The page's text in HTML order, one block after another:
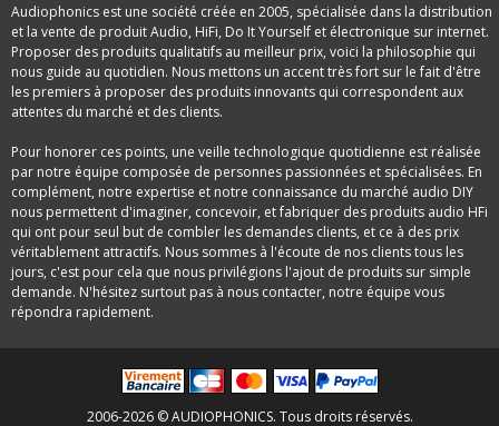
Audiophonics est une société créée en 2005, spécialisée dans la distribution
et la vente de produit Audio, HiFi, Do It Yourself et électronique sur internet.
Proposer des produits qualitatifs au meilleur prix, voici la philosophie qui
nous guide au quotidien. Nous mettons un accent très fort sur le fait d'être
les premiers à proposer des produits innovants qui correspondent aux
attentes du marché et des clients.
Pour honorer ces points, une veille technologique quotidienne est réalisée
par notre équipe composée de personnes passionnées et spécialisées. En
complément, notre expertise et notre connaissance du marché audio DIY
nous permettent d'imaginer, concevoir, et fabriquer des produits audio HFi
qui ont pour seul but de combler les demandes clients, et ce à des prix
véritablement attractifs. Nous sommes à l'écoute de nos clients tous les
jours, c'est pour cela que nous privilégions l'ajout de produits sur simple
demande. N'hésitez surtout pas à nous contacter, notre équipe vous
répondra rapidement.
2006-2026 © AUDIOPHONICS. Tous droits réservés.